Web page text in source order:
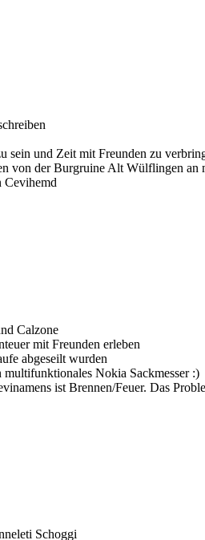
sein und Zeit mit Freunden zu
von der Burgruine Alt Wülflingen an
Cevihemd
Calzone
mit Freunden erleben
abgeseilt wurden
multifunktionales Nokia Sackmesser :)
ist Brennen/Feuer. Das
Schoggi